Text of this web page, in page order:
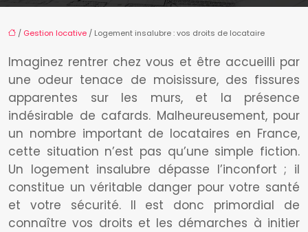
/ Gestion locative / Logement insalubre : vos droits de locataire
Imaginez rentrer chez vous et être accueilli par
une odeur tenace de moisissure, des fissures
apparentes sur les murs, et la présence
indésirable de cafards. Malheureusement, pour
un nombre important de locataires en France,
cette situation n’est pas qu’une simple fiction.
Un logement insalubre dépasse l’inconfort ; il
constitue un véritable danger pour votre santé
et votre sécurité. Il est donc primordial de
connaître vos droits et les démarches à initier